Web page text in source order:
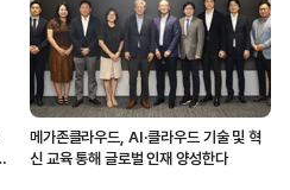
메가존클라우드, AI·클라우드 기술 및 혁
신 교육 통해 글로벌 인재 양성한다